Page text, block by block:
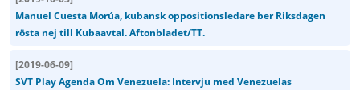
Manuel Cuesta Morúa, kubansk oppositionsledare ber Riksdagen
rösta nej till Kubaavtal. Aftonbladet/TT.
[2019-06-09]
SVT Play Agenda Om Venezuela: Intervju med Venezuelas